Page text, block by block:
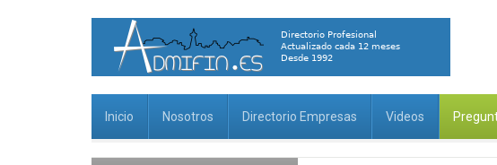
Inicio Nosotros Directorio Empresas Videos